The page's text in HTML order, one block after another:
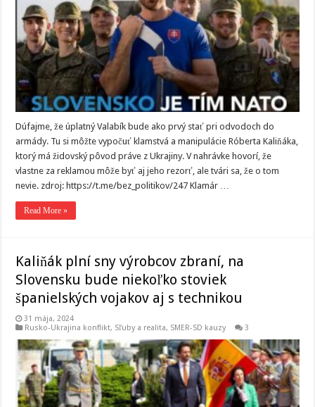
Dúfajme, že úplatný Valabík bude ako prvý stať pri odvodoch do
armády. Tu si môžte vypočuť klamstvá a manipulácie Róberta Kaliňáka,
ktorý má židovský pôvod práve z Ukrajiny. V nahrávke hovorí, že
vlastne za reklamou môže byť aj jeho rezorť, ale tvári sa, že o tom
nevie. zdroj: https://t.me/bez_politikov/247 Klamár …
Read More »
Kaliňák plní sny výrobcov zbraní, na
Slovensku bude niekoľko stoviek
španielských vojakov aj s technikou
31 mája, 2024
Rusko-Ukrajina konflikt, Sľuby a realita, SMER-SD kauzy 3